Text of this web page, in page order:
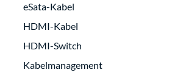
eSata-Kabel
HDMI-Kabel
HDMI-Switch
Kabelmanagement